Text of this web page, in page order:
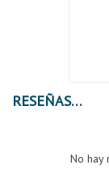
RESEÑAS
No hay